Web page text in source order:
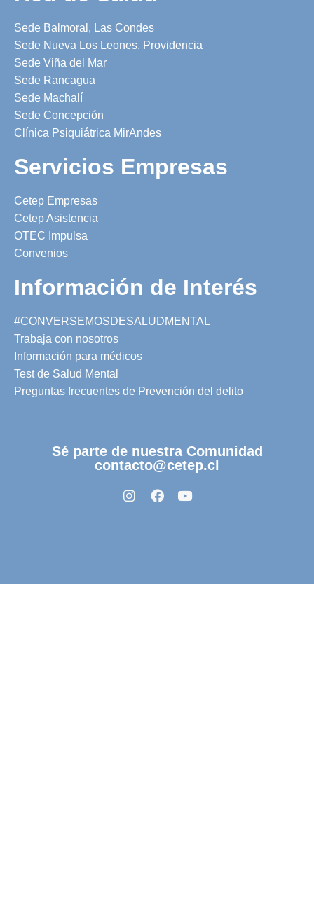
Sede Balmoral, Las Condes
Sede Nueva Los Leones, Providencia
Sede Viña del Mar
Sede Rancagua
Sede Machalí
Sede Concepción
Clínica Psiquiátrica MirAndes
Servicios Empresas
Cetep Empresas
Cetep Asistencia
OTEC Impulsa
Convenios
Información de Interés
#CONVERSEMOSDESALUDMENTAL
Trabaja con nosotros
Información para médicos
Test de Salud Mental
Preguntas frecuentes de Prevención del delito
Sé parte de nuestra Comunidad
contacto@cetep.cl